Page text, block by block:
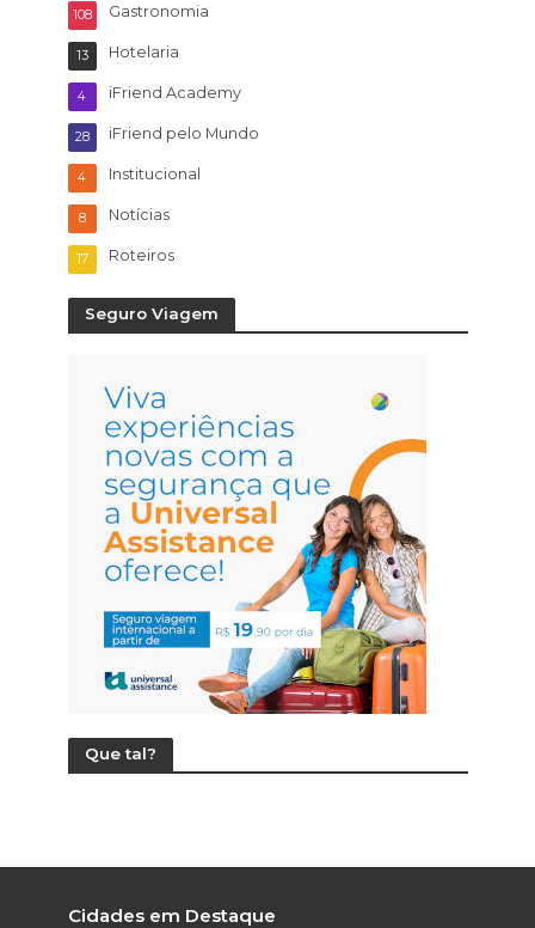
Gastronomia
108
Hotelaria
13
iFriend Academy
4
iFriend pelo Mundo
28
Institucional
4
Notícias
8
Roteiros
17
Seguro Viagem
Que tal?
Cidades em Destaque